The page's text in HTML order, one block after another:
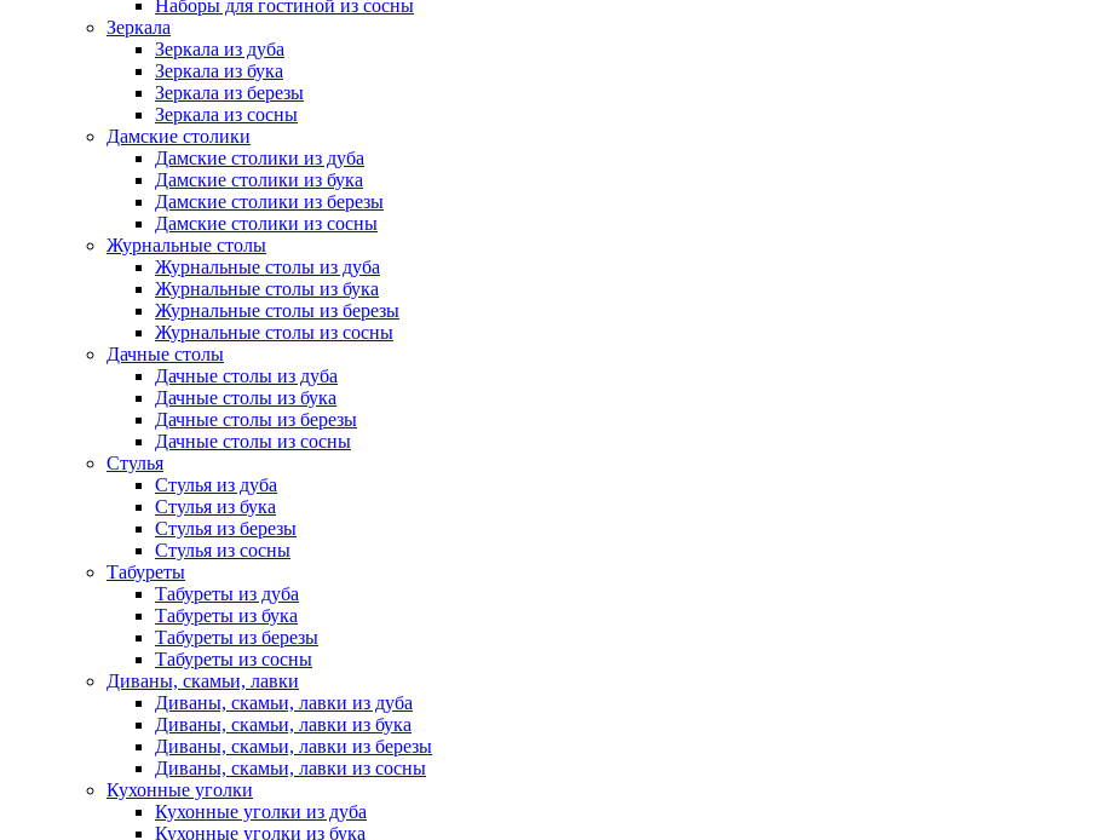
Наборы для гостиной из сосны
Зеркала
Зеркала из дуба
Зеркала из бука
Зеркала из березы
Зеркала из сосны
Дамские столики
Дамские столики из дуба
Дамские столики из бука
Дамские столики из березы
Дамские столики из сосны
Журнальные столы
Журнальные столы из дуба
Журнальные столы из бука
Журнальные столы из березы
Журнальные столы из сосны
Дачные столы
Дачные столы из дуба
Дачные столы из бука
Дачные столы из березы
Дачные столы из сосны
Стулья
Стулья из дуба
Стулья из бука
Стулья из березы
Стулья из сосны
Табуреты
Табуреты из дуба
Табуреты из бука
Табуреты из березы
Табуреты из сосны
Диваны, скамьи, лавки
Диваны, скамьи, лавки из дуба
Диваны, скамьи, лавки из бука
Диваны, скамьи, лавки из березы
Диваны, скамьи, лавки из сосны
Кухонные уголки
Кухонные уголки из дуба
Кухонные уголки из бука